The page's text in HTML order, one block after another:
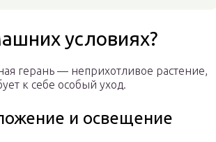
условиях?
герань — неприхотливое растение,
к себе особый уход.
и освещение